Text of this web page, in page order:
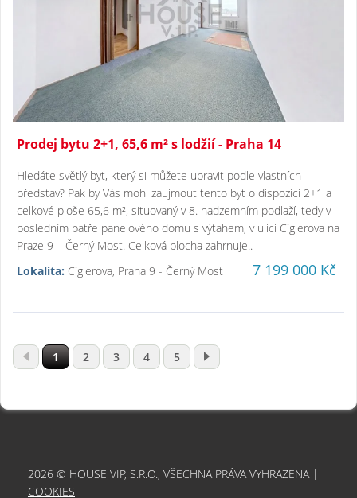
Prodej bytu 2+1, 65,6 m² s lodžií - Praha 14
Hledáte světlý byt, který si můžete upravit podle vlastních
představ? Pak by Vás mohl zaujmout tento byt o dispozici 2+1 a
celkové ploše 65,6 m², situovaný v 8. nadzemním podlaží, tedy v
posledním patře panelového domu s výtahem, v ulici Cíglerova na
Praze 9 – Černý Most. Celková plocha zahrnuje..
Lokalita: Cíglerova, Praha 9 - Černý Most 7 199 000 Kč
1 2 3 4 5
2026 © HOUSE VIP, S.R.O., VŠECHNA PRÁVA VYHRAZENA |
COOKIES